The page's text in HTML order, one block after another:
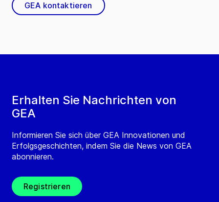
Erhalten Sie Nachrichten von
GEA
Informieren Sie sich über GEA Innovationen und
Erfolgsgeschichten, indem Sie die News von GEA
abonnieren.
Registrieren
GEA kontaktieren